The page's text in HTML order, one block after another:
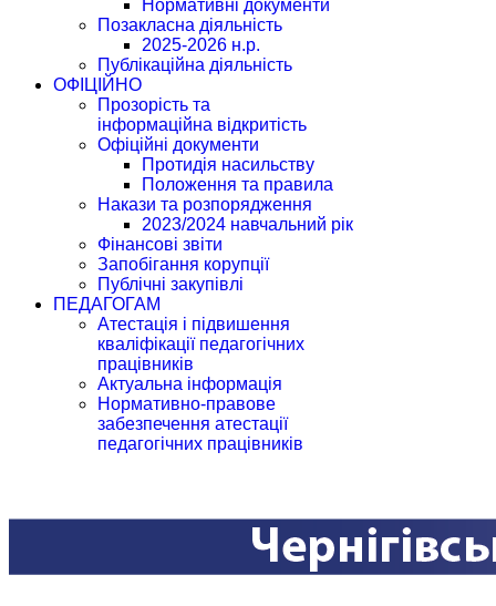
Нормативні документи
Позакласна діяльність
2025-2026 н.р.
Публікаційна діяльність
ОФІЦІЙНО
Прозорість та
інформаційна відкритість
Офіційні документи
Протидія насильству
Положення та правила
Накази та розпорядження
2023/2024 навчальний рік
Фінансові звіти
Запобігання корупції
Публічні закупівлі
ПЕДАГОГАМ
Атестація і підвишення
кваліфікації педагогічних
працівників
Актуальна інформація
Нормативно-правове
забезпечення атестації
педагогічних працівників